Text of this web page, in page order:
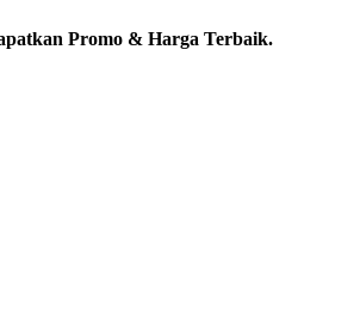
Promo & Harga Terbaik.